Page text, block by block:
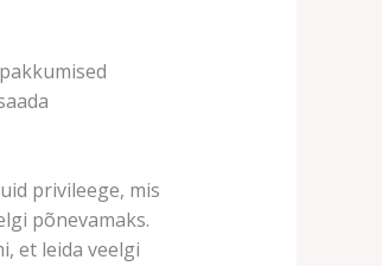
privileege, mis
põnevamaks.
et leida veelgi